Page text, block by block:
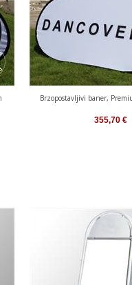
Brzopostavljivi baner,
355,70 €